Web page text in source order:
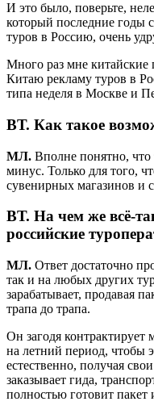
И это было, поверьте,
который последние годы
туров в Россию, очень
Много раз мне
Китаю рекламу туров в
типа неделя в Москве и
ВТ. Как такое
МЛ. Вполне понятно, что
минус. Только для того,
сувенирных магазинов и
ВТ. На чем же всё-
российские
МЛ. Ответ достаточно
так и на любых других
зарабатывает, продавая
трапа до трапа.
Он загодя контрактирует
на летний период, чтобы
естественно, получая
заказывает гида,
полностью готовит пакет